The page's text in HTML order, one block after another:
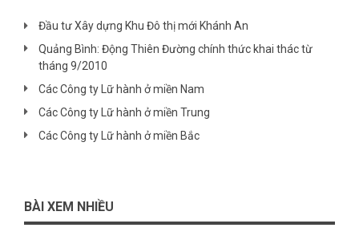
Đầu tư Xây dựng Khu Đô thị mới Khánh An
Quảng Bình: Động Thiên Đường chính thức khai thác từ
tháng 9/2010
Các Công ty Lữ hành ở miền Nam
Các Công ty Lữ hành ở miền Trung
Các Công ty Lữ hành ở miền Bắc
BÀI XEM NHIỀU